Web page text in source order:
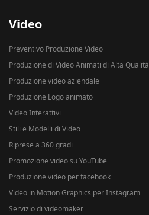
Video
Preventivo Produzione Video
Produzione di Video Animati di Alta Qualità
Produzione video aziendale
Produzione Logo animato
Video Interattivi
Stili e Modelli di Video
Riprese a 360 gradi
Promozione video su YouTube
Produzione video per facebook
Video in Motion Graphics per Instagram
Servizio di videomaker